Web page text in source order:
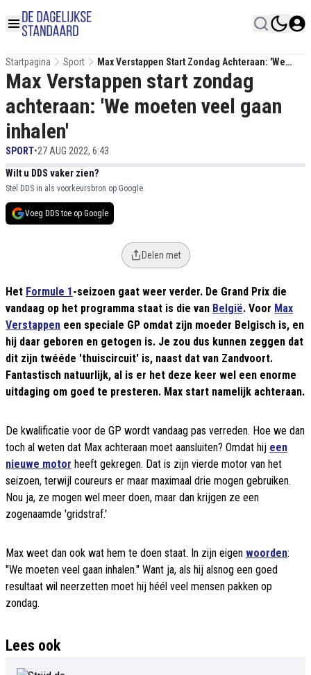
Startpagina Sport
Max Verstappen Start Zondag Achteraan: 'We
Moeten Veel Gaan Inhalen'
Max Verstappen start zondag
achteraan: 'We moeten veel gaan
inhalen'
SPORT•27 AUG 2022, 6:43
Wilt u DDS vaker zien?
Stel DDS in als voorkeursbron op Google.
Voeg DDS toe op Google
Delen met
Het Formule 1 -seizoen gaat weer verder. De Grand Prix die
vandaag op het programma staat is die van België. Voor Max
Verstappen een speciale GP omdat zijn moeder Belgisch is, en
hij daar geboren en getogen is. Je zou dus kunnen zeggen dat
dit zijn twééde 'thuiscircuit' is, naast dat van Zandvoort.
Fantastisch natuurlijk, al is er het deze keer wel een enorme
uitdaging om goed te presteren. Max start namelijk achteraan.
De kwalificatie voor de GP wordt vandaag pas verreden. Hoe we dan
toch al weten dat Max achteraan moet aansluiten? Omdat hij een
nieuwe motor heeft gekregen. Dat is zijn vierde motor van het
seizoen, terwijl coureurs er maar maximaal drie mogen gebruiken.
Nou ja, ze mogen wel meer doen, maar dan krijgen ze een
zogenaamde 'gridstraf.'
Max weet dan ook wat hem te doen staat. In zijn eigen woorden:
"We moeten veel gaan inhalen." Want ja, als hij alsnog een goed
resultaat wil neerzetten moet hij héél veel mensen pakken op
zondag.
Lees ook